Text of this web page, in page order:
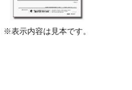
※表示内容は見本です。